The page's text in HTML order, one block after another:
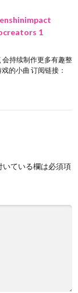
1
会持续制作更多有趣整
的小曲 订阅链接：
いている欄は必須項